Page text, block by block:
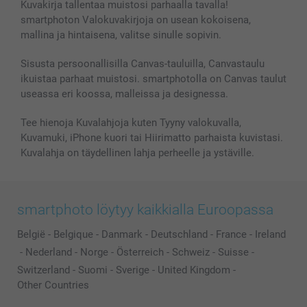
Kännykkä & Tabletti
MyNameBook
Valokuvakehykset & Lisätarvikkeet
Lahjakortti
Kaikki kuvatuotteet
Sivukartta
Ehdot/takuut
smartbonus
Hinnat & maksutavat
Kuvakirja tallentaa muistosi parhaalla tavalla!
smartphoton Valokuvakirjoja on usean kokoisena,
mallina ja hintaisena, valitse sinulle sopivin.
Sisusta persoonallisilla Canvas-tauluilla, Canvastaulu
ikuistaa parhaat muistosi. smartphotolla on Canvas taulut
useassa eri koossa, malleissa ja designessa.
Tee hienoja Kuvalahjoja kuten Tyyny valokuvalla,
Kuvamuki, iPhone kuori tai Hiirimatto parhaista kuvistasi.
Kuvalahja on täydellinen lahja perheelle ja ystäville.
smartphoto löytyy kaikkialla Euroopassa
België - Belgique - Danmark - Deutschland - France - Ireland
- Nederland - Norge - Österreich - Schweiz - Suisse -
Switzerland - Suomi - Sverige - United Kingdom -
Other Countries